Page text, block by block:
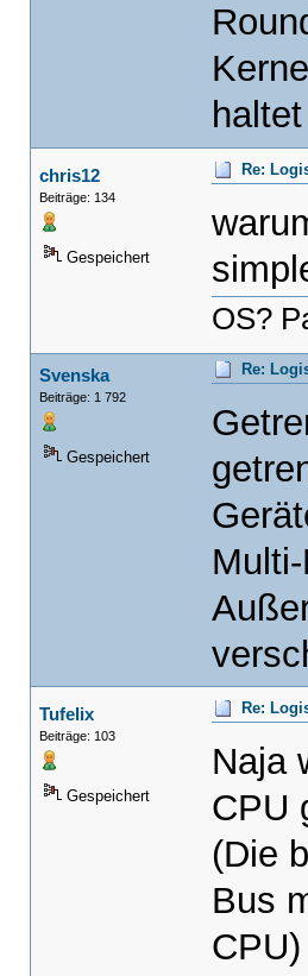
chris12
Beiträge: 134
Gespeichert
Re:
OS?
Svenska
Beiträge: 1 792
Gespeichert
Re:
Tufelix
Beiträge: 103
Gespeichert
Re:
Naja
CPU
(Die
Bus
CPU)